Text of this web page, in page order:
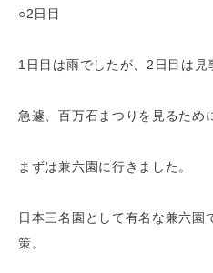
○2日目
1日目は雨でしたが、2日目は見
急遽、百万石まつりを見るため
まずは兼六園に行きました。
日本三名園として有名な兼六園
策。